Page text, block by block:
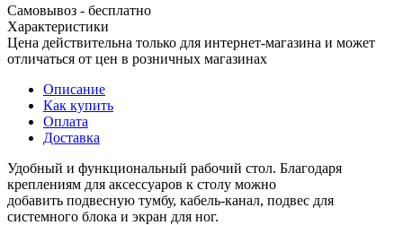
Самовывоз - бесплатно
Характеристики
Цена действительна только для интернет-магазина и может
отличаться от цен в розничных магазинах
Описание
Как купить
Оплата
Доставка
Удобный и функциональный рабочий стол. Благодаря
креплениям для аксессуаров к столу можно
добавить подвесную тумбу, кабель-канал, подвес для
системного блока и экран для ног.